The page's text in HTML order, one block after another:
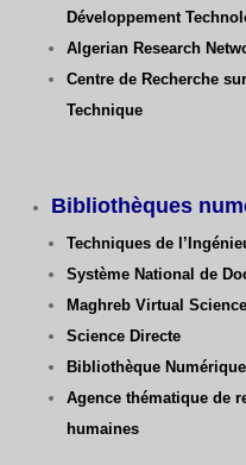
Développement
Algerian Research
Centre de Recherche
Technique
Bibliothèques
Techniques de
Système National de
Maghreb Virtual
Science Directe
Bibliothèque
Agence thématique de
humaines